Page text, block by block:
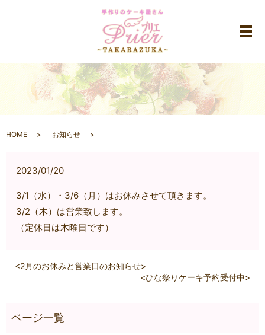
メ
HOME お知らせ
2023/01/20
3/1（水）・3/6（月）はお休みさせて頂きます。
3/2（木）は営業致します。
（定休日は木曜日です）
<2月のお休みと営業日のお知らせ>
<ひな祭りケーキ予約受付中>